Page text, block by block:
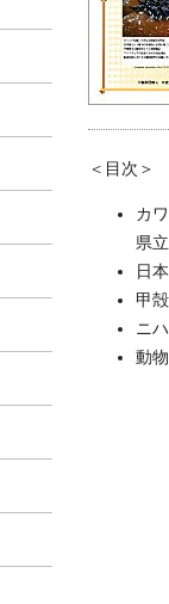
＜目次＞
カ
県
日
甲
ニ
動